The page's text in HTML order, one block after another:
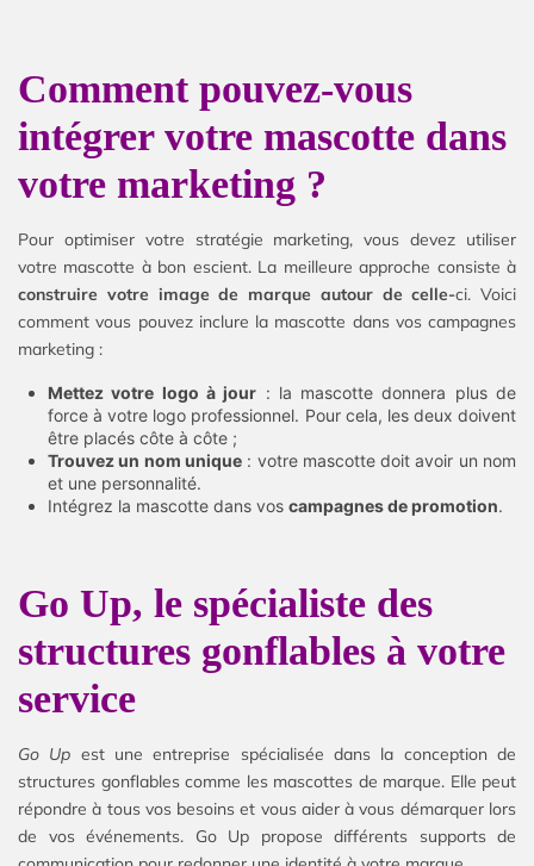
Comment pouvez-vous
intégrer votre mascotte dans
votre marketing ?
Pour optimiser votre stratégie marketing, vous devez utiliser
votre mascotte à bon escient. La meilleure approche consiste à
construire votre image de marque autour de celle-ci. Voici
comment vous pouvez inclure la mascotte dans vos campagnes
marketing :
Mettez votre logo à jour : la mascotte donnera plus de
force à votre logo professionnel. Pour cela, les deux doivent
être placés côte à côte ;
Trouvez un nom unique: votre mascotte doit avoir un nom
et une personnalité.
Intégrez la mascotte dans vos campagnes de promotion.
Go Up, le spécialiste des
structures gonflables à votre
service
Go Up est une entreprise spécialisée dans la conception de
structures gonflables comme les mascottes de marque. Elle peut
répondre à tous vos besoins et vous aider à vous démarquer lors
de vos événements. Go Up propose différents supports de